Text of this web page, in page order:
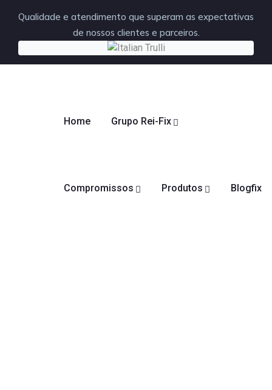
Qualidade e atendimento que superam as expectativas
de nossos clientes e parceiros.
Home Grupo Rei-Fix
Compromissos Produtos Blogfix